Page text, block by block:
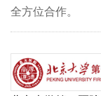
全方位合作。